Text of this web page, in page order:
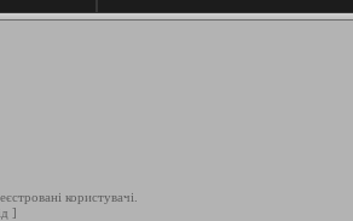
користувачі.
]